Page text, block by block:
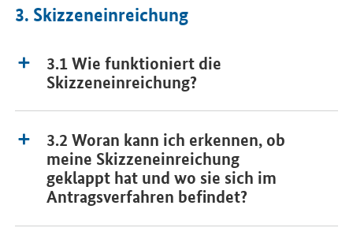
3. Skizzeneinreichung
3.1 Wie funktioniert die
Skizzeneinreichung?
3.2 Woran kann ich erkennen, ob
meine Skizzeneinreichung
geklappt hat und wo sie sich im
Antragsverfahren befindet?